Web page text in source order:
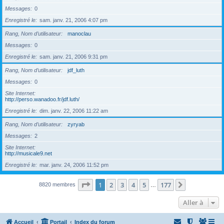
Messages
0
Enregistré le
sam. janv. 21, 2006 4:07 pm
Rang, Nom d’utilisateur
manoclau
Messages
0
Enregistré le
sam. janv. 21, 2006 9:31 pm
Rang, Nom d’utilisateur
jdf_luth
Messages
0
Site Internet
http://perso.wanadoo.fr/jdf.luth/
Enregistré le
dim. janv. 22, 2006 11:22 am
Rang, Nom d’utilisateur
zyryab
Messages
2
Site Internet
http://musicale9.net
Enregistré le
mar. janv. 24, 2006 11:52 pm
8820 membres Page 1sur177
1 2 3 4 5 177
Aller à
Accueil Portail Index du forum